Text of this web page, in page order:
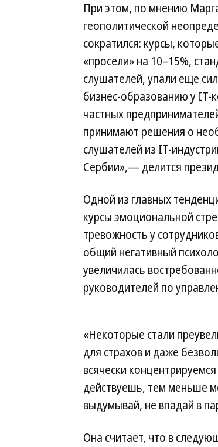
При этом, по мнению
геополитической
сократился: курсы,
«просели» на 10–15%,
слушателей, упали еще
бизнес-образованию у IT-
частных
принимают решения о
слушателей из IT-
Сербии»,— делится
Одной из главных
курсы эмоциональной
тревожность у
общий негативный
увеличилась
руководителей по
«Некоторые стали
для страхов и даже
всячески
действуешь, тем меньше
выдумывай, не впадай в
Она считает, что в